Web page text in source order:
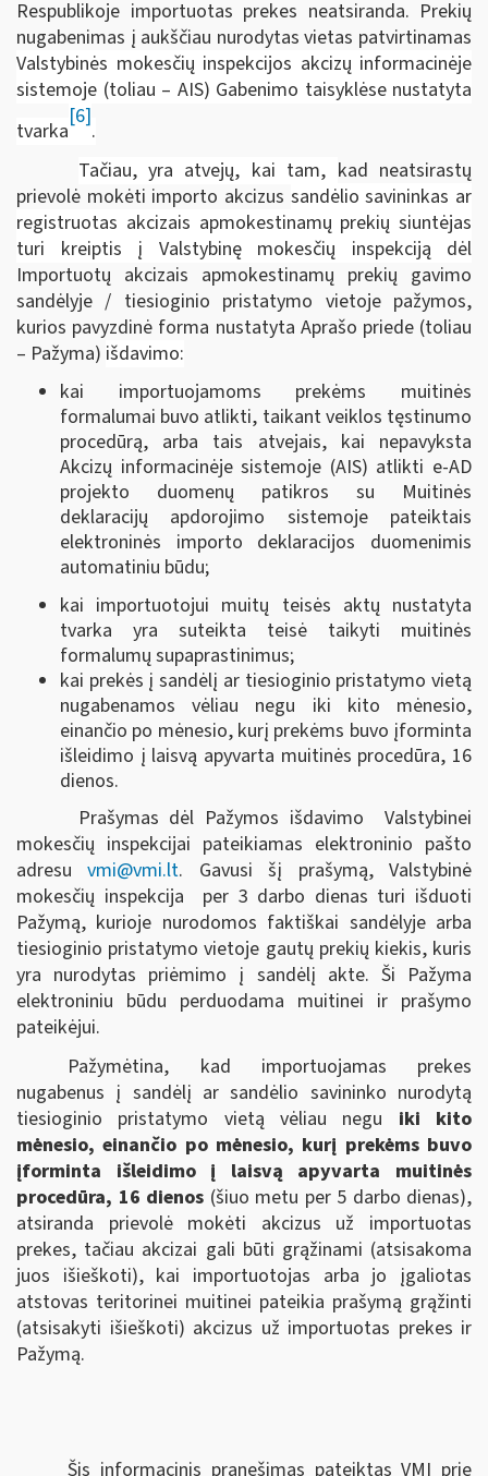
Respublikoje importuotas prekes neatsiranda. Prekių
nugabenimas į aukščiau nurodytas vietas patvirtinamas
Valstybinės mokesčių inspekcijos akcizų informacinėje
sistemoje (toliau – AIS) Gabenimo taisyklėse nustatyta
tvarka
[6]
.
Tačiau, yra atvejų, kai tam, kad neatsirastų
prievolė mokėti importo akcizus sandėlio savininkas ar
registruotas akcizais apmokestinamų prekių siuntėjas
turi kreiptis į Valstybinę mokesčių inspekciją dėl
Importuotų akcizais apmokestinamų prekių gavimo
sandėlyje / tiesioginio pristatymo vietoje pažymos,
kurios pavyzdinė forma nustatyta Aprašo priede (toliau
– Pažyma) išdavimo:
kai importuojamoms prekėms muitinės
formalumai buvo atlikti, taikant veiklos tęstinumo
procedūrą, arba tais atvejais, kai nepavyksta
Akcizų informacinėje sistemoje (AIS) atlikti e-AD
projekto duomenų patikros su Muitinės
deklaracijų apdorojimo sistemoje pateiktais
elektroninės importo deklaracijos duomenimis
automatiniu būdu;
kai importuotojui muitų teisės aktų nustatyta
tvarka yra suteikta teisė taikyti muitinės
formalumų supaprastinimus;
kai prekės į sandėlį ar tiesioginio pristatymo vietą
nugabenamos vėliau negu iki kito mėnesio,
einančio po mėnesio, kurį prekėms buvo įforminta
išleidimo į laisvą apyvarta muitinės procedūra, 16
dienos.
Prašymas dėl Pažymos išdavimo Valstybinei
mokesčių inspekcijai pateikiamas elektroninio pašto
adresuvmi@vmi.lt. Gavusi šį prašymą, Valstybinė
mokesčių inspekcija per 3 darbo dienas turi išduoti
Pažymą, kurioje nurodomos faktiškai sandėlyje arba
tiesioginio pristatymo vietoje gautų prekių kiekis, kuris
yra nurodytas priėmimo į sandėlį akte. Ši Pažyma
elektroniniu būdu perduodama muitinei ir prašymo
pateikėjui.
Pažymėtina, kad importuojamas prekes
nugabenus į sandėlį ar sandėlio savininko nurodytą
tiesioginio pristatymo vietą vėliau negu iki kito
mėnesio, einančio po mėnesio, kurį prekėms buvo
įforminta išleidimo į laisvą apyvarta muitinės
procedūra, 16 dienos (šiuo metu per 5 darbo dienas),
atsiranda prievolė mokėti akcizus už importuotas
prekes, tačiau akcizai gali būti grąžinami (atsisakoma
juos išieškoti), kai importuotojas arba jo įgaliotas
atstovas teritorinei muitinei pateikia prašymą grąžinti
(atsisakyti išieškoti) akcizus už importuotas prekes ir
Pažymą.
Šis informacinis pranešimas pateiktas VMI prie